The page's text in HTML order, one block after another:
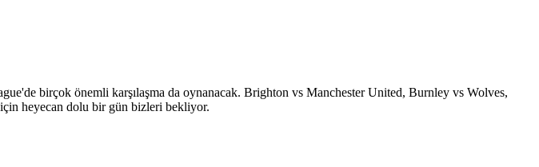
birçok önemli karşılaşma da oynanacak. Brighton vs Manchester United, Burnley vs Wolves,
heyecan dolu bir gün bizleri bekliyor.